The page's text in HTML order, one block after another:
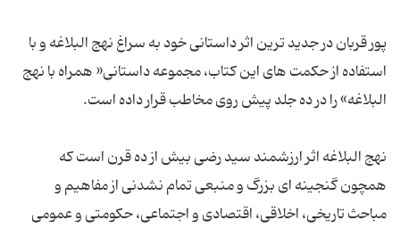
پور قربان در جدید ترین اثر داستانی خود به سراغ نهج البلاغه و با
استفاده از حکمت های این کتاب، مجموعه داستانی« همراه با نهج
البلاغه» را در ده جلد پیش روی مخاطب قرار داده است.
نهج البلاغه اثر ارزشمند سید رضی بیش از ده قرن است که
همچون گنجینه ای بزرگ و منبعی تمام نشدنی از مفاهیم و
مباحث تاریخی، اخلاقی، اقتصادی و اجتماعی، حکومتی و عمومی